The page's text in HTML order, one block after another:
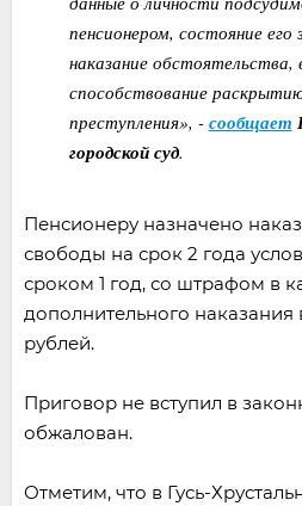
пенсионером, состояние
наказание
способствование
преступления», - сообщает
городской суд.
Пенсионеру назначено
свободы на срок 2 года
сроком 1 год, со штрафом в
дополнительного наказания
рублей.
Приговор не вступил в
обжалован.
Отметим, что в Гусь-